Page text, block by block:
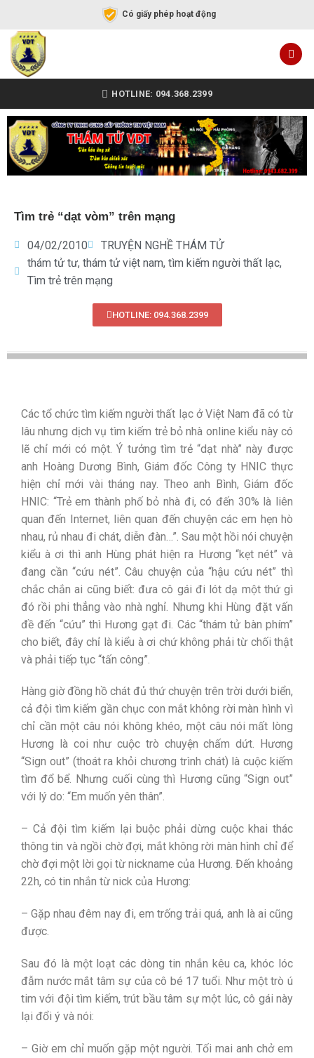
Có giấy phép hoạt động
HOTLINE: 094.368.2399
Tìm trẻ “dạt vòm” trên mạng
04/02/2010
TRUYỆN NGHỀ THÁM TỬ
thám tử tư, thám tử việt nam, tìm kiếm người thất lạc,
Tìm trẻ trên mạng
HOTLINE: 094.368.2399
Các tổ chức tìm kiếm người thất lạc ở Việt Nam đã có từ
lâu nhưng dịch vụ tìm kiếm trẻ bỏ nhà online kiểu này có
lẽ chỉ mới có một. Ý tưởng tìm trẻ “dạt nhà” này được
anh Hoàng Dương Bình, Giám đốc Công ty HNIC thực
hiện chỉ mới vài tháng nay. Theo anh Bình, Giám đốc
HNIC: “Trẻ em thành phố bỏ nhà đi, có đến 30% là liên
quan đến Internet, liên quan đến chuyện các em hẹn hò
nhau, rủ nhau đi chát, diễn đàn…”. Sau một hồi nói chuyện
kiểu à ơi thì anh Hùng phát hiện ra Hương “kẹt nét” và
đang cần “cứu nét”. Câu chuyện của “hậu cứu nét” thì
chắc chắn ai cũng biết: đưa cô gái đi lót dạ một thứ gì
đó rồi phi thẳng vào nhà nghỉ. Nhưng khi Hùng đặt vấn
đề đến “cứu” thì Hương gạt đi. Các “thám tử bàn phím”
cho biết, đây chỉ là kiểu à ơi chứ không phải từ chối thật
và phải tiếp tục “tấn công”.
Hàng giờ đồng hồ chát đủ thứ chuyện trên trời dưới biển,
cả đội tìm kiếm gần chục con mắt không rời màn hình vì
chỉ cần một câu nói không khéo, một câu nói mất lòng
Hương là coi như cuộc trò chuyện chấm dứt. Hương
“Sign out” (thoát ra khỏi chương trình chát) là cuộc kiếm
tìm đổ bể. Nhưng cuối cùng thì Hương cũng “Sign out”
với lý do: “Em muốn yên thân”.
– Cả đội tìm kiếm lại buộc phải dừng cuộc khai thác
thông tin và ngồi chờ đợi, mắt không rời màn hình chỉ để
chờ đợi một lời gọi từ nickname của Hương. Đến khoảng
22h, có tin nhắn từ nick của Hương:
– Gặp nhau đêm nay đi, em trống trải quá, anh là ai cũng
được.
Sau đó là một loạt các dòng tin nhắn kêu ca, khóc lóc
đẫm nước mắt tâm sự của cô bé 17 tuổi. Như một trò ú
tim với đội tìm kiếm, trút bầu tâm sự một lúc, cô gái này
lại đổi ý và nói:
– Giờ em chỉ muốn gặp một người. Tối mai anh chở em